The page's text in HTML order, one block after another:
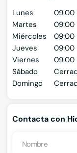
Lunes
09:00
Martes
09:00
Miércoles
09:00
Jueves
09:00
Viernes
09:00
Sábado
Domingo
Contacta con